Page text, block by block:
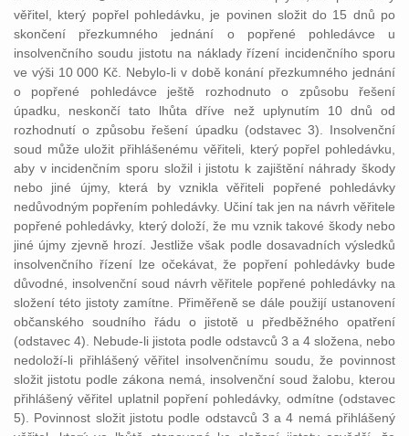
věřitel, který popřel pohledávku, je povinen složit do 15 dnů po
skončení přezkumného jednání o popřené pohledávce u
insolvenčního soudu jistotu na náklady řízení incidenčního sporu
ve výši 10 000 Kč. Nebylo-li v době konání přezkumného jednání
o popřené pohledávce ještě rozhodnuto o způsobu řešení
úpadku, neskončí tato lhůta dříve než uplynutím 10 dnů od
rozhodnutí o způsobu řešení úpadku (odstavec 3). Insolvenční
soud může uložit přihlášenému věřiteli, který popřel pohledávku,
aby v incidenčním sporu složil i jistotu k zajištění náhrady škody
nebo jiné újmy, která by vznikla věřiteli popřené pohledávky
nedůvodným popřením pohledávky. Učiní tak jen na návrh věřitele
popřené pohledávky, který doloží, že mu vznik takové škody nebo
jiné újmy zjevně hrozí. Jestliže však podle dosavadních výsledků
insolvenčního řízení lze očekávat, že popření pohledávky bude
důvodné, insolvenční soud návrh věřitele popřené pohledávky na
složení této jistoty zamítne. Přiměřeně se dále použijí ustanovení
občanského soudního řádu o jistotě u předběžného opatření
(odstavec 4). Nebude-li jistota podle odstavců 3 a 4 složena, nebo
nedoloží-li přihlášený věřitel insolvenčnímu soudu, že povinnost
složit jistotu podle zákona nemá, insolvenční soud žalobu, kterou
přihlášený věřitel uplatnil popření pohledávky, odmítne (odstavec
5). Povinnost složit jistotu podle odstavců 3 a 4 nemá přihlášený